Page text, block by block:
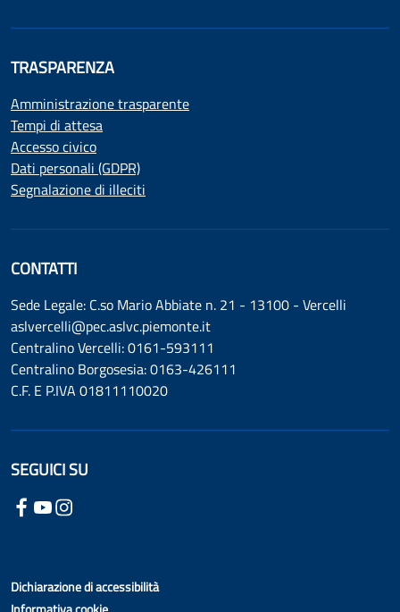
TRASPARENZA
Amministrazione trasparente
Tempi di attesa
Accesso civico
Dati personali (GDPR)
Segnalazione di illeciti
CONTATTI
Sede Legale: C.so Mario Abbiate n. 21 - 13100 - Vercelli
aslvercelli@pec.aslvc.piemonte.it
Centralino Vercelli: 0161-593111
Centralino Borgosesia: 0163-426111
C.F. E P.IVA 01811110020
SEGUICI SU
Dichiarazione di accessibilità